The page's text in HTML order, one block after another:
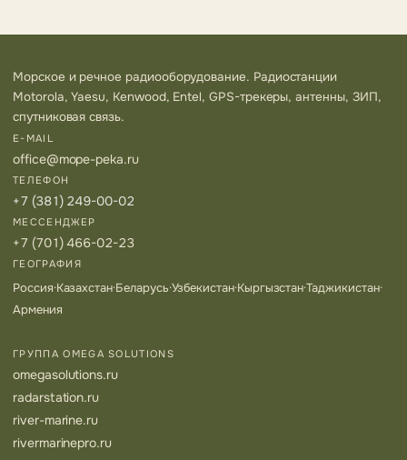
Морское и речное радиооборудование. Радиостанции
Motorola, Yaesu, Kenwood, Entel, GPS-трекеры, антенны, ЗИП,
спутниковая связь.
E-MAIL
office@mope-peka.ru
ТЕЛЕФОН
+7 (381) 249-00-02
МЕССЕНДЖЕР
+7 (701) 466-02-23
ГЕОГРАФИЯ
Россия·Казахстан·Беларусь·Узбекистан·Кыргызстан·Таджикистан·
Армения
ГРУППА OMEGA SOLUTIONS
omegasolutions.ru
radarstation.ru
river-marine.ru
rivermarinepro.ru